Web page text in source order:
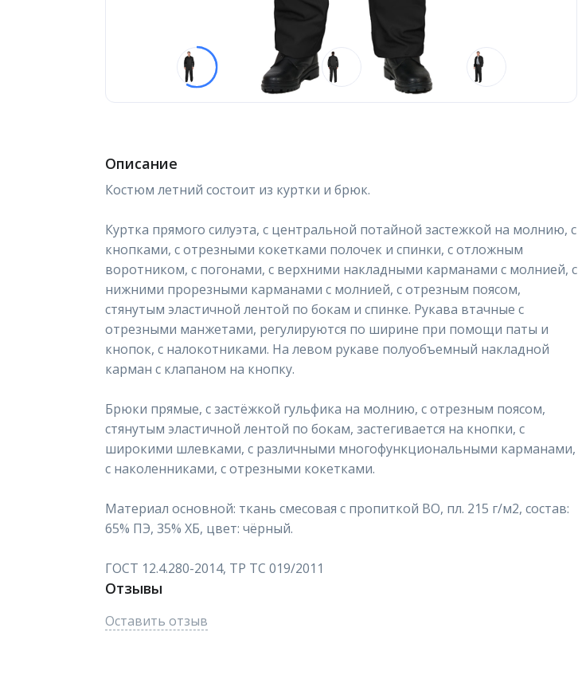
Описание
Костюм летний состоит из куртки и брюк.
Куртка прямого силуэта, с центральной потайной застежкой на молнию, с
кнопками, с отрезными кокетками полочек и спинки, с отложным
воротником, с погонами, с верхними накладными карманами с молнией, с
нижними прорезными карманами с молнией, с отрезным поясом,
стянутым эластичной лентой по бокам и спинке. Рукава втачные с
отрезными манжетами, регулируются по ширине при помощи паты и
кнопок, с налокотниками. На левом рукаве полуобъемный накладной
карман с клапаном на кнопку.
Брюки прямые, с застёжкой гульфика на молнию, с отрезным поясом,
стянутым эластичной лентой по бокам, застегивается на кнопки, с
широкими шлевками, с различными многофункциональными карманами,
с наколенниками, с отрезными кокетками.
Материал основной: ткань смесовая с пропиткой ВО, пл. 215 г/м2, состав:
65% ПЭ, 35% ХБ, цвет: чёрный.
ГОСТ 12.4.280-2014, ТР ТС 019/2011
Отзывы
Оставить отзыв